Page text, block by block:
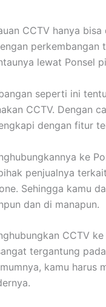
CCTV hanya
lewat Ponsel
seperti ini
CCTV. Dengan
dengan fitur
ke
penjualnya
Sehingga kamu
dan di manapun.
CCTV
tergantung
kamu harus